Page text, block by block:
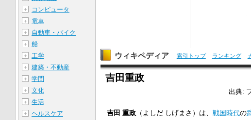
ウィキペディア 索引トップ ランキング
吉田重政
出典:
吉田 重政（よしだ しげまさ）は、 戦国時代の
＋ コンピュータ
＋ 電車
＋ 自動車・バイク
＋ 船
＋ 工学
＋ 建築・不動産
＋ 学問
＋ 文化
＋ 生活
＋ ヘルスケア